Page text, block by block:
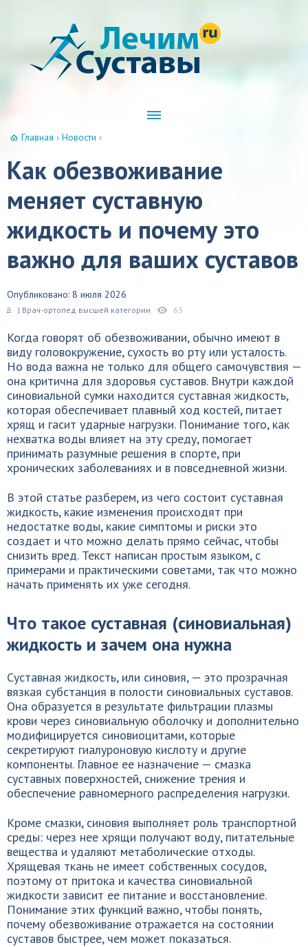
Главная › Новости ›
Как обезвоживание
меняет суставную
жидкость и почему это
важно для ваших суставов
Опубликовано: 8 июля 2026
| Врач-ортопед высшей категории 63
Когда говорят об обезвоживании, обычно имеют в
виду головокружение, сухость во рту или усталость.
Но вода важна не только для общего самочувствия —
она критична для здоровья суставов. Внутри каждой
синовиальной сумки находится суставная жидкость,
которая обеспечивает плавный ход костей, питает
хрящ и гасит ударные нагрузки. Понимание того, как
нехватка воды влияет на эту среду, помогает
принимать разумные решения в спорте, при
хронических заболеваниях и в повседневной жизни.
В этой статье разберем, из чего состоит суставная
жидкость, какие изменения происходят при
недостатке воды, какие симптомы и риски это
создает и что можно делать прямо сейчас, чтобы
снизить вред. Текст написан простым языком, с
примерами и практическими советами, так что можно
начать применять их уже сегодня.
Что такое суставная (синовиальная)
жидкость и зачем она нужна
Суставная жидкость, или синовия, — это прозрачная
вязкая субстанция в полости синовиальных суставов.
Она образуется в результате фильтрации плазмы
крови через синовиальную оболочку и дополнительно
модифицируется синовиоцитами, которые
секретируют гиалуроновую кислоту и другие
компоненты. Главное ее назначение — смазка
суставных поверхностей, снижение трения и
обеспечение равномерного распределения нагрузки.
Кроме смазки, синовия выполняет роль транспортной
среды: через нее хрящи получают воду, питательные
вещества и удаляют метаболические отходы.
Хрящевая ткань не имеет собственных сосудов,
поэтому от притока и качества синовиальной
жидкости зависит ее питание и восстановление.
Понимание этих функций важно, чтобы понять,
почему обезвоживание отражается на состоянии
суставов быстрее, чем может показаться.